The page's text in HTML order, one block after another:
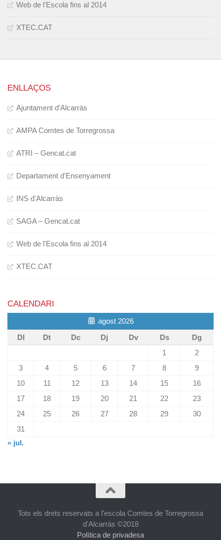
Web de l'Escola fins al 2014
XTEC.CAT
ENLLAÇOS
Ajuntament d'Alcarràs
AMPA Comtes de Torregrossa
ATRI – Gencat.cat
Departament d'Ensenyament
INS d'Alcarràs
SAGA – Gencat.cat
Web de l'Escola fins al 2014
XTEC.CAT
CALENDARI
agost 2026
Dl
Dt Dc Dj Dv Ds
Dg
1
2
3
4 5 6 7 8
9
10
11 12 13 14 15
16
17
18 19 20 21 22
23
24
25 26 27 28 29
30
31
« jul.
Tots els drets reservats a l'escola Comtes de Torregrossa
d'Alcarràs ©2018
Política de privadesa